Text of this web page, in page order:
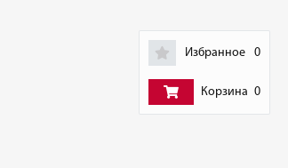
Избранное 0
Корзина 0